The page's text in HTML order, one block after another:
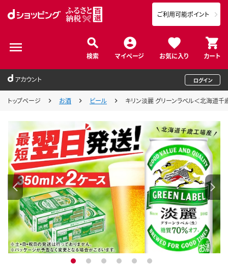
検索 マイページ お気に入り カート
ご利用可能ポイント
アカウント ログイン
トップページ お酒 ビール キリン淡麗 グリーンラベル＜北海道千
1 2 3 4 5 6